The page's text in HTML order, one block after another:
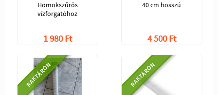
Homokszűrős
vízforgatóhoz
1 980 Ft
40 cm hosszú
4 500 Ft
RAKTÁRON RAKTÁRON